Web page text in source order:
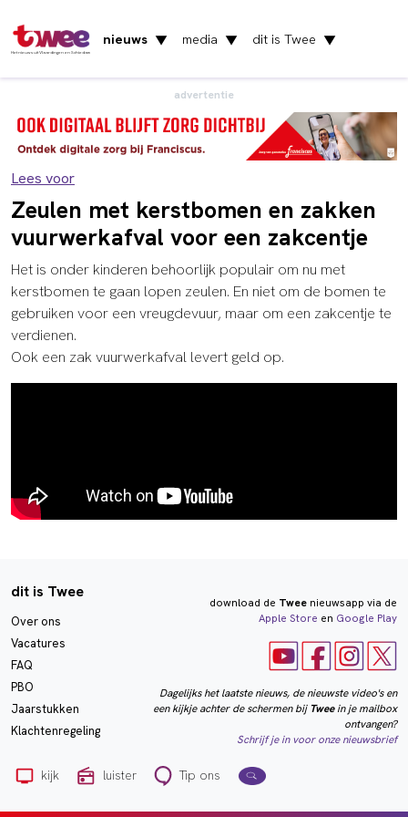
Het nieuws uit Vlaardingen en Schiedam
nieuws ▼ media ▼ dit is Twee ▼
advertentie
Lees voor
Zeulen met kerstbomen en zakken
vuurwerkafval voor een zakcentje
Het is onder kinderen behoorlijk populair om nu met
kerstbomen te gaan lopen zeulen. En niet om de bomen te
gebruiken voor een vreugdevuur, maar om een zakcentje te
verdienen.
Ook een zak vuurwerkafval levert geld op.
dit is Twee
Over ons
Vacatures
FAQ
PBO
Jaarstukken
Klachtenregeling
download de Tweenieuwsapp via de
Apple Store en Google Play
Dagelijks het laatste nieuws, de nieuwste video's en
een kijkje achter de schermen bij Tweein je mailbox
ontvangen?
Schrijf je in voor onze nieuwsbrief
kijk luister Tip ons